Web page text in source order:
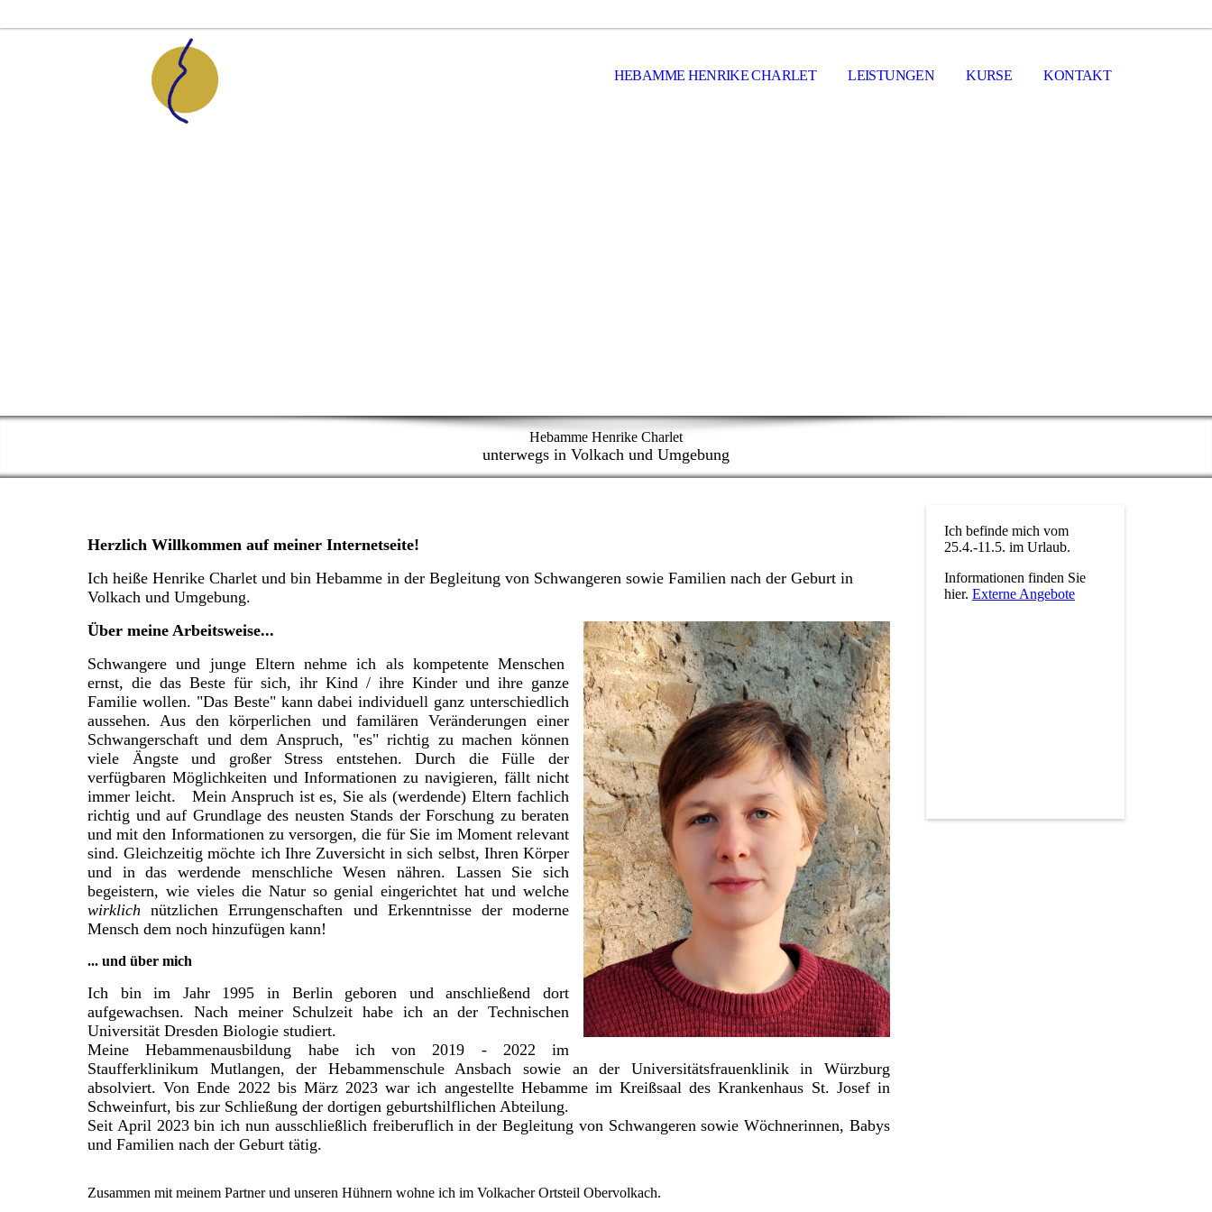
HEBAMME HENRIKE CHARLET LEISTUNGEN KURSE KONTAKT
Hebamme Henrike Charlet
unterwegs in Volkach und Umgebung
Herzlich Willkommen auf meiner Internetseite!
Ich heiße Henrike Charlet und bin Hebamme in der Begleitung von Schwangeren sowie Familien nach der Geburt in
Volkach und Umgebung.
Über meine Arbeitsweise...
Schwangere und junge Eltern nehme ich als kompetente Menschen
ernst, die das Beste für sich, ihr Kind / ihre Kinder und ihre ganze
Familie wollen. "Das Beste" kann dabei individuell ganz unterschiedlich
aussehen. Aus den körperlichen und familären Veränderungen einer
Schwangerschaft und dem Anspruch, "es" richtig zu machen können
viele Ängste und großer Stress entstehen. Durch die Fülle der
verfügbaren Möglichkeiten und Informationen zu navigieren, fällt nicht
immer leicht. Mein Anspruch ist es, Sie als (werdende) Eltern fachlich
richtig und auf Grundlage des neusten Stands der Forschung zu beraten
und mit den Informationen zu versorgen, die für Sie im Moment relevant
sind. Gleichzeitig möchte ich Ihre Zuversicht in sich selbst, Ihren Körper
und in das werdende menschliche Wesen nähren. Lassen Sie sich
begeistern, wie vieles die Natur so genial eingerichtet hat und welche
wirklich nützlichen Errungenschaften und Erkenntnisse der moderne
Mensch dem noch hinzufügen kann!
... und über mich
Ich bin im Jahr 1995 in Berlin geboren und anschließend dort
aufgewachsen. Nach meiner Schulzeit habe ich an der Technischen
Universität Dresden Biologie studiert.
Meine Hebammenausbildung habe ich von 2019 - 2022 im
Staufferklinikum Mutlangen, der Hebammenschule Ansbach sowie an der Universitätsfrauenklinik in Würzburg
absolviert.Von Ende 2022 bis März 2023 war ich angestellte Hebamme im Kreißsaal des Krankenhaus St. Josef in
Schweinfurt, bis zur Schließung der dortigen geburtshilflichen Abteilung.
Seit April 2023 bin ich nun ausschließlich freiberuflich in der Begleitung von Schwangeren sowie Wöchnerinnen, Babys
und Familien nach der Geburt tätig.
Zusammen mit meinem Partner und unseren Hühnern wohne ich im Volkacher Ortsteil Obervolkach.
Ich befinde mich vom
25.4.-11.5. im Urlaub.
Informationen finden Sie
hier. Externe Angebote